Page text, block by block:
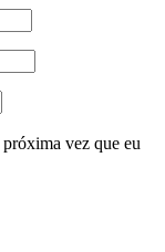
próxima vez que eu